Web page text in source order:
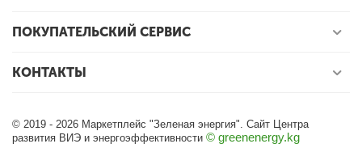
ПОКУПАТЕЛЬСКИЙ СЕРВИС
КОНТАКТЫ
© 2019 - 2026 Маркетплейс "Зеленая энергия". Сайт Центра
развития ВИЭ и энергоэффективности © greenenergy.kg